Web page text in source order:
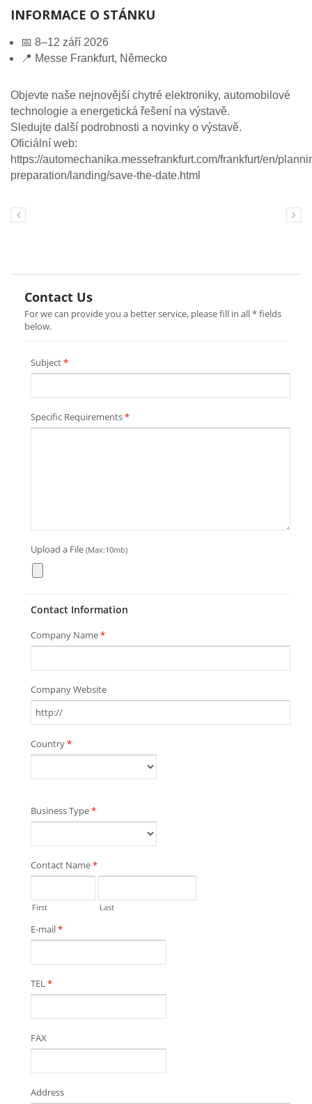
INFORMACE O STÁNKU
📅 8–12 září 2026
📍 Messe Frankfurt, Německo
Objevte naše nejnovější chytré elektroniky, automobilové
technologie a energetická řešení na výstavě.
Sledujte další podrobnosti a novinky o výstavě.
Oficiální web:
https://automechanika.messefrankfurt.com/frankfurt/en/
preparation/landing/save-the-date.html